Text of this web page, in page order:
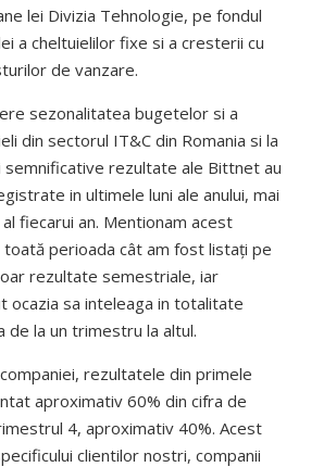
lei Divizia Tehnologie, pe fondul
a cheltuielilor fixe si a cresterii cu
de vanzare.
sezonalitatea bugetelor si a
din sectorul IT&C din Romania si la
semnificative rezultate ale Bittnet au
in ultimele luni ale anului, mai
fiecarui an. Mentionam acest
perioada cât am fost listați pe
rezultate semestriale, iar
ocazia sa inteleaga in totalitate
la un trimestru la altul.
rezultatele din primele
aproximativ 60% din cifra de
4, aproximativ 40%. Acest
clientilor nostri, companii